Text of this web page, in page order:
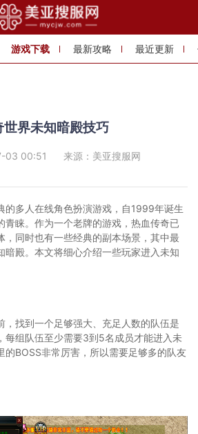
游戏下载 最新攻略 最近更新
世界未知暗殿技巧
03 00:51 来源：美亚搜服网
的多人在线角色扮演游戏，自1999年诞生
青睐。作为一个老牌的游戏，热血传奇已
，同时也有一些经典的副本场景，其中最
暗殿。本文将细心介绍一些玩家进入未知
，找到一个足够强大、充足人数的队伍是
每组队伍至少需要3到5名成员才能进入未
的BOSS非常厉害，所以需要足够多的队友